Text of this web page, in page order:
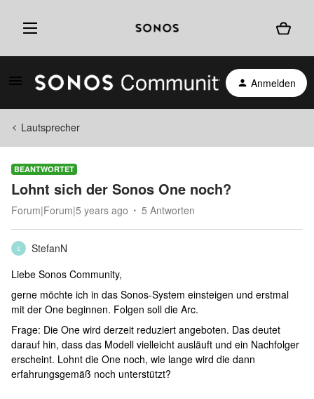
Anmelden
Lautsprecher
BEANTWORTET
Lohnt sich der Sonos One noch?
Forum|Forum|5 years ago 5 Antworten
S
StefanN
Liebe Sonos Community,
gerne möchte ich in das Sonos-System einsteigen und erstmal
mit der One beginnen. Folgen soll die Arc.
Frage: Die One wird derzeit reduziert angeboten. Das deutet
darauf hin, dass das Modell vielleicht ausläuft und ein Nachfolger
erscheint. Lohnt die One noch, wie lange wird die dann
erfahrungsgemäß noch unterstützt?